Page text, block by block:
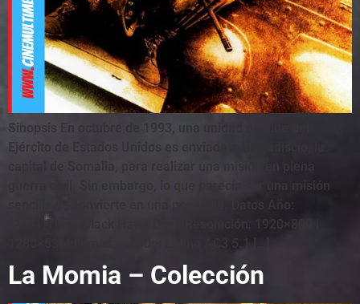
Sinopsis En octubre de 1993, una unidad de élite del
Ejército de Estados Unidos es enviada a Mogadiscio, la
(2001)Titulo:Black Hawk DownResolución: 1920×800 |
La Momia – Colección